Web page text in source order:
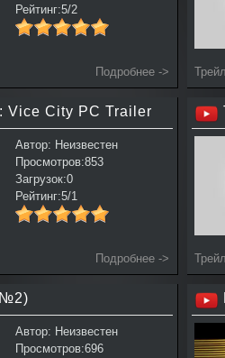
Рейтинг:5/2
Подробнее ->
Vice City PC Trailer
Автор: Неизвестен
Просмотров:853
Загрузок:0
Рейтинг:5/1
Подробнее ->
Автор: Неизвестен
Просмотров:696